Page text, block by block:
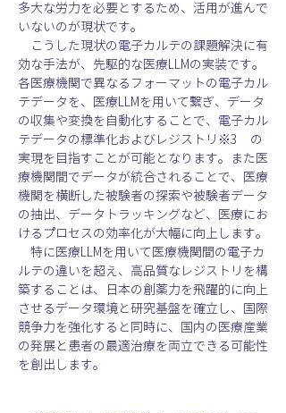
多大な労力を必要とするため、活用が進んで
いないのが現状です。
こうした現状の電子カルテの課題解決に有
効な手法が、先駆的な医療LLMの実装です。
各医療機関で異なるフォーマットの電子カル
テデータを、医療LLMを用いて繋ぎ、データ
の収集や変換を自動化することで、電子カル
テデータの標準化およびレジストリ※3     の
実現を目指すことが可能となります。また医
療機関間でデータが統合されることで、医療
機関を横断した被験者の探索や被験者データ
の抽出、データトラッキングなど、医療にお
けるプロセスの効率化が大幅に向上します。
特に医療LLMを用いて医療機関間の電子カ
ルテの違いを超え、高品質なレジストリを構
築することは、日本の創薬力を飛躍的に向上
させるデータ環境と研究基盤を確立し、国際
競争力を強化すると同時に、国内の医療産業
の発展と患者の最適治療を両立できる可能性
を創出します。